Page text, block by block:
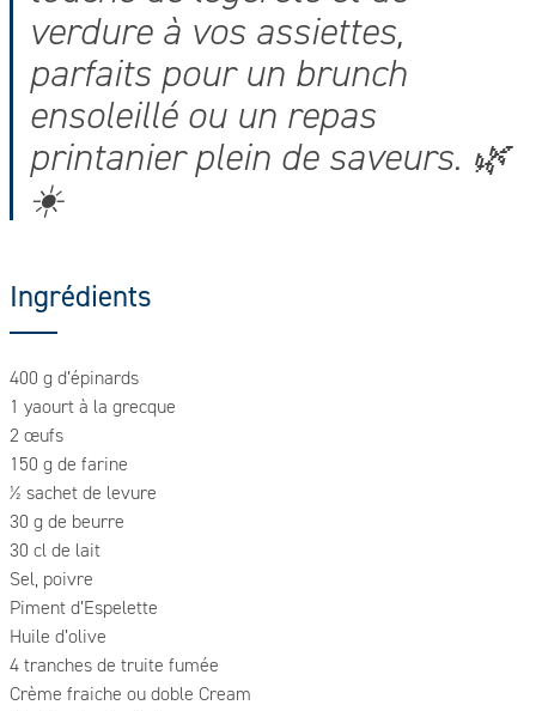
verdure à vos assiettes,
parfaits pour un brunch
ensoleillé ou un repas
printanier plein de saveurs. 🌿
☀️
Ingrédients
400 g d’épinards
1 yaourt à la grecque
2 œufs
150 g de farine
½ sachet de levure
30 g de beurre
30 cl de lait
Sel, poivre
Piment d’Espelette
Huile d’olive
4 tranches de truite fumée
Crème fraiche ou doble Cream